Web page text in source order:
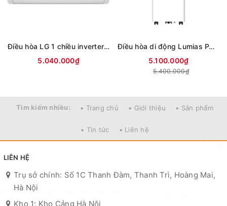
Điều hòa LG 1 chiều inverter 9000Btu IFC09M1 (mới 2026)
5.040.000₫
Điều hòa di động Lumias PAC-26
5.100.000₫
5.400.000₫
Tìm kiếm nhiều: • Trang chủ • Giới thiệu • Sản phẩm
• Tin tức • Liên hệ
LIÊN HỆ
Trụ sở chính: Số 1C Thanh Đàm, Thanh Trì, Hoàng Mai,
Hà Nội
Kho 1: Kho Cảng Hà Nội